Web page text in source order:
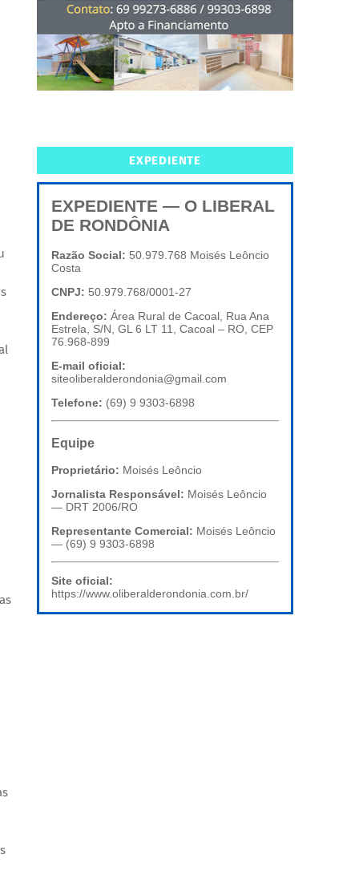
EXPEDIENTE
EXPEDIENTE — O LIBERAL
DE RONDÔNIA
Razão Social: 50.979.768 Moisés Leôncio
Costa
CNPJ: 50.979.768/0001-27
Endereço: Área Rural de Cacoal, Rua Ana
Estrela, S/N, GL 6 LT 11, Cacoal – RO, CEP
76.968-899
E-mail oficial:
siteoliberalderondonia@gmail.com
Telefone: (69) 9 9303-6898
Equipe
Proprietário: Moisés Leôncio
Jornalista Responsável: Moisés Leôncio
— DRT 2006/RO
Representante Comercial: Moisés Leôncio
— (69) 9 9303-6898
Site oficial:
https://www.oliberalderondonia.com.br/